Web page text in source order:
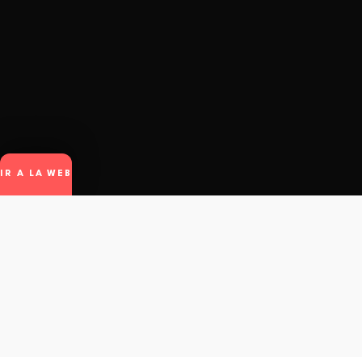
IR A LA WEB